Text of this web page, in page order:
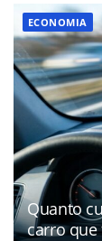
ECONOMIA
Quanto
carro que